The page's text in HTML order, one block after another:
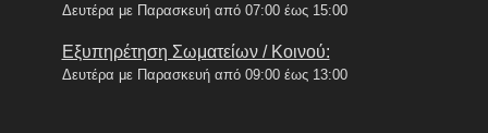
Δευτέρα με Παρασκευή από 07:00 έως 15:00
Εξυπηρέτηση Σωματείων / Κοινού:
Δευτέρα με Παρασκευή από 09:00 έως 13:00